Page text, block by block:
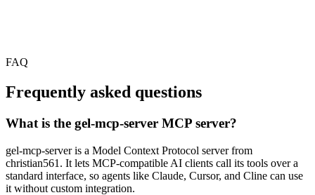
FAQ
Frequently asked questions
What is the gel-mcp-server MCP server?
gel-mcp-server is a Model Context Protocol server from
christian561. It lets MCP-compatible AI clients call its tools over a
standard interface, so agents like Claude, Cursor, and Cline can use
it without custom integration.